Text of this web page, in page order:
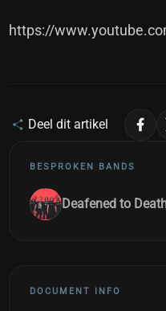
https://
Deel dit artikel
BESPROKEN BANDS
Deafened to
DOCUMENT INFO